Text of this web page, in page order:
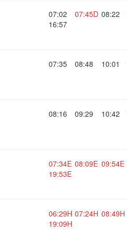
07:02 07:45D 08:22
16:57
07:35 08:48 10:01
08:16 09:29 10:42
07:34E 08:09E 09:54E
19:53E
06:29H 07:24H 08:49H
19:09H